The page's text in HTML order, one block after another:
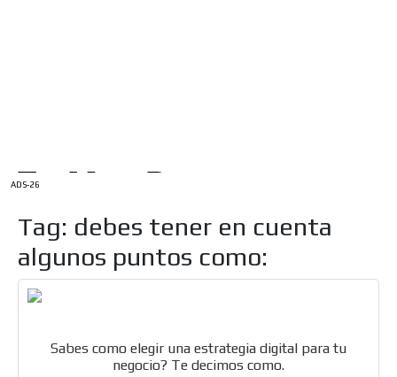
ADS-26
Tag: debes tener en cuenta
algunos puntos como:
Sabes como elegir una estrategia digital para tu
negocio? Te decimos como.